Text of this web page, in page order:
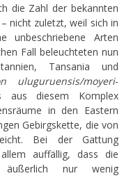
die Zahl der bekannten
nicht zuletzt, weil sich in
unbeschriebene Arten
Fall beleuchteten nun
Tansania und
uluguruensis/moyeri-
aus diesem Komplex
in den Eastern
Gebirgskette, die von
Bei der Gattung
auffällig, dass die
äußerlich nur wenig